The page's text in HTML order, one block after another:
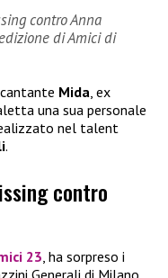
contro Anna
di Amici di
Mida, ex
una sua personale
nel talent
.
contro
23 , ha sorpreso i
Generali di Milano,